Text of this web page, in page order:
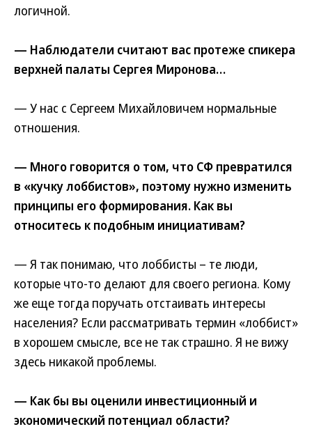
логичной.
— Наблюдатели считают вас протеже спикера
верхней палаты Сергея Миронова…
— У нас с Сергеем Михайловичем нормальные
отношения.
— Много говорится о том, что СФ превратился
в «кучку лоббистов», поэтому нужно изменить
принципы его формирования. Как вы
относитесь к подобным инициативам?
— Я так понимаю, что лоббисты – те люди,
которые что-то делают для своего региона. Кому
же еще тогда поручать отстаивать интересы
населения? Если рассматривать термин «лоббист»
в хорошем смысле, все не так страшно. Я не вижу
здесь никакой проблемы.
— Как бы вы оценили инвестиционный и
экономический потенциал области?